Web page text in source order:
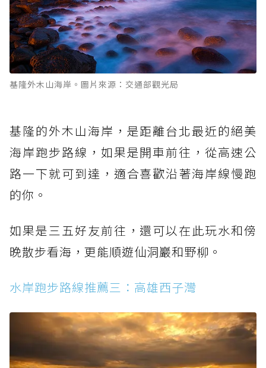
基隆外木山海岸。圖片來源：交通部觀光局
基隆的外木山海岸，是距離台北最近的絕美
海岸跑步路線，如果是開車前往，從高速公
路一下就可到達，適合喜歡沿著海岸線慢跑
的你。
如果是三五好友前往，還可以在此玩水和傍
晚散步看海，更能順遊仙洞巖和野柳。
水岸跑步路線推薦三：高雄西子灣